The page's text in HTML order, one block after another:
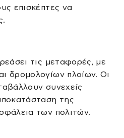
επισκέπτες να
τις μεταφορές, με
δρομολογίων πλοίων. Οι
συνεχείς
της
των πολιτών.